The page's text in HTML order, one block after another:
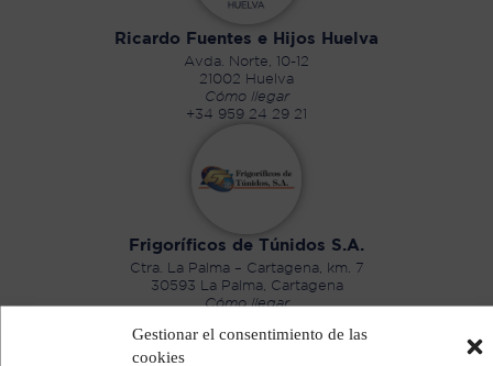
Gestionar el consentimiento de las
cookies
Ricardo Fuentes e Hijos Huelva
Avda. Norte, 10-12
21002 Huelva
Cómo llegar
+34 959 24 29 21
Frigoríficos de Túnidos S.A.
Ctra. La Palma – Cartagena, km. 7
30593 La Palma, Cartagena
Cómo llegar